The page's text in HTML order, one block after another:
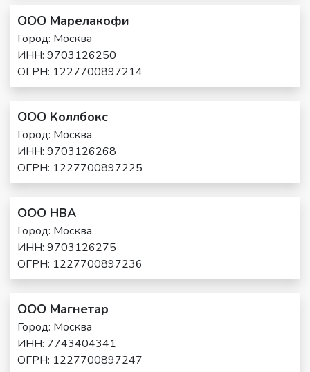
ООО Марелакофи
Город: Москва
ИНН: 9703126250
ОГРН: 1227700897214
ООО Коллбокс
Город: Москва
ИНН: 9703126268
ОГРН: 1227700897225
ООО НВА
Город: Москва
ИНН: 9703126275
ОГРН: 1227700897236
ООО Магнетар
Город: Москва
ИНН: 7743404341
ОГРН: 1227700897247